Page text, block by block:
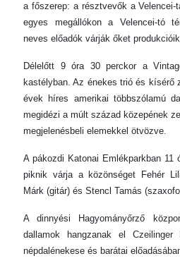
a főszerep: a résztvevők a
egyes megállókon a Velencei-tó
neves előadók várják őket
Délelőtt 9 óra 30 perckor a
kastélyban. Az énekes trió és kísérő
évek híres amerikai többszólamú
megidézi a múlt század közepének
megjelenésbeli elemekkel ötvözve.
A pákozdi Katonai Emlékparkban 11
piknik várja a közönséget Fehér
Márk (gitár) és Stencl Tamás
A dinnyési Hagyományőrző
dallamok hangzanak el Czeilinger
népdalénekese és barátai